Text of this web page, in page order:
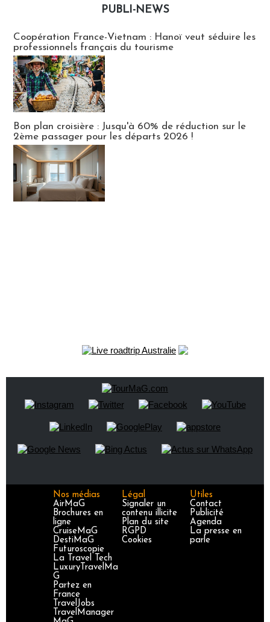
PUBLI-NEWS
Coopération France-Vietnam : Hanoï veut séduire les
professionnels français du tourisme
Bon plan croisière : Jusqu'à 60% de réduction sur le
2ème passager pour les départs 2026 !
Nos médias
AirMaG
Brochures en
ligne
CruiseMaG
DestiMaG
Futuroscopie
La Travel Tech
LuxuryTravelMa
G
Partez en
France
TravelJobs
TravelManager
Légal
Signaler un
contenu illicite
Plan du site
RGPD
Cookies
Utiles
Contact
Publicité
Agenda
La presse en
parle